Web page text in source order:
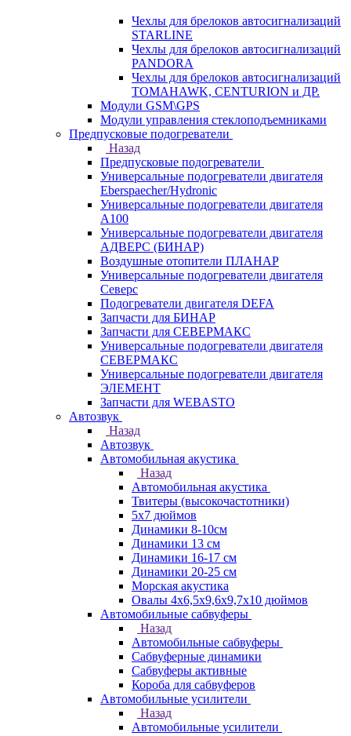
Чехлы для брелоков автосигнализаций
STARLINE
Чехлы для брелоков автосигнализаций
PANDORA
Чехлы для брелоков автосигнализаций
TOMAHAWK, CENTURION и ДР.
Модули GSM\GPS
Модули управления стеклоподъемниками
Предпусковые подогреватели
Назад
Предпусковые подогреватели
Универсальные подогреватели двигателя
Eberspaecher/Hydronic
Универсальные подогреватели двигателя
A100
Универсальные подогреватели двигателя
АДВЕРС (БИНАР)
Воздушные отопители ПЛАНАР
Универсальные подогреватели двигателя
Северс
Подогреватели двигателя DEFA
Запчасти для БИНАР
Запчасти для СЕВЕРМАКС
Универсальные подогреватели двигателя
СЕВЕРМАКС
Универсальные подогреватели двигателя
ЭЛЕМЕНТ
Запчасти для WEBASTO
Автозвук
Назад
Автозвук
Автомобильная акустика
Назад
Автомобильная акустика
Твитеры (высокочастотники)
5x7 дюймов
Динамики 8-10см
Динамики 13 см
Динамики 16-17 см
Динамики 20-25 см
Морская акустика
Овалы 4х6,5х9,6x9,7х10 дюймов
Автомобильные сабвуферы
Назад
Автомобильные сабвуферы
Сабвуферные динамики
Сабвуферы активные
Короба для сабвуферов
Автомобильные усилители
Назад
Автомобильные усилители